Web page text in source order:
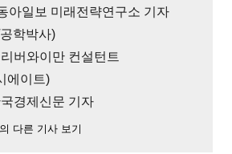
아일보 미래전략연구소 기자
학박사)
버와이만 컨설턴트
에이트)
경제신문 기자
다른 기사 보기